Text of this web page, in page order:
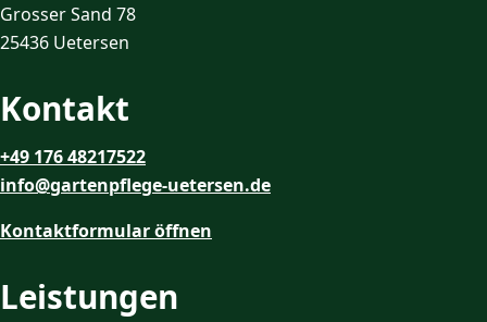
Grosser Sand 78
25436 Uetersen
Kontakt
+49 176 48217522
info@gartenpflege-uetersen.de
Kontaktformular öffnen
Leistungen